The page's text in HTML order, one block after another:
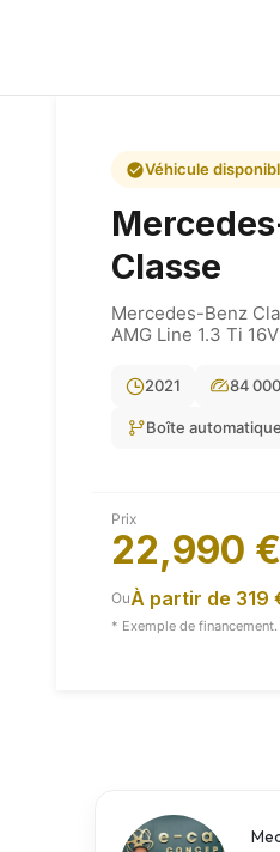
Vidéo Toutes
Véhicule
Classe
Mercedes-Benz
AMG Line 1.3 Ti
2021 84
Boîte automatique
Prix
22,990 €
OuÀ partir de 319
* Exemple de